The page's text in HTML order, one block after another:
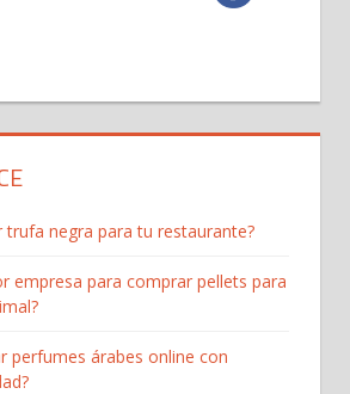
trufa negra para tu restaurante?
empresa para comprar pellets para
perfumes árabes online con